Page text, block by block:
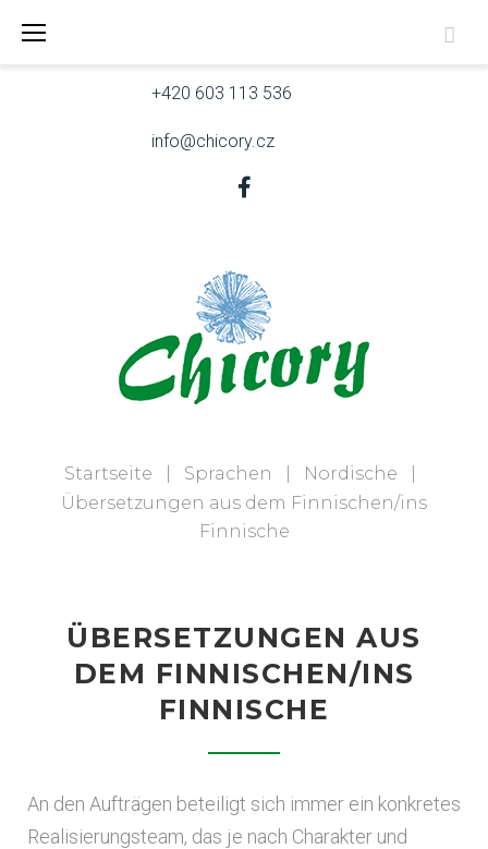
Inhalt
+420 603 113 536
info@chicory.cz
Startseite Sprachen Nordische
Übersetzungen aus dem Finnischen/ins
Finnische
ÜBERSETZUNGEN AUS
DEM FINNISCHEN/INS
FINNISCHE
An den Aufträgen beteiligt sich immer ein konkretes
Realisierungsteam, das je nach Charakter und